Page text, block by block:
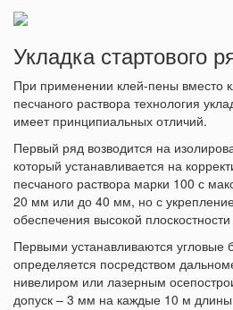
Укладка стартового
При применении клей-пены вместо
песчаного раствора технология
имеет принципиальных отличий.
Первый ряд возводится на
который устанавливается на
песчаного раствора марки 100 с
20 мм или до 40 мм, но с
обеспечения высокой
Первыми устанавливаются угловые
определяется посредством
нивелиром или лазерным
допуск – 3 мм на каждые 10 м